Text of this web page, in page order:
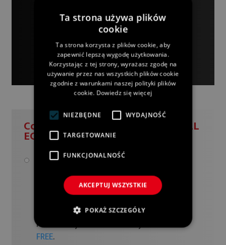
corocznych nagród nie tylko za piękny
design, ale także nowatorskie
rozwiązania od lat wprowadzanie do
procesu produkcji jak i samych
produktów.
Co oferuje nowa linia naczyń WOLL
ECO Logic QXR:
Powłoka– 5-cio warstwowa odporna
na zarysowania z wbudowanym
kryształami diamentu. Nanokompozyt i
technologia NON-STICK zapewnia
nieprzywieralność oraz łatwość mycia.
Powłoka tytanowo-diamntyowaPFAS-
FREE.
Ta strona używa plików
cookie
Ta strona korzysta z plików cookie, aby
zapewnić lepszą wygodę użytkowania.
Korzystając z tej strony, wyrażasz zgodę na
używanie przez nas wszystkich plików cookie
zgodnie z warunkami naszej polityki plików
cookie. Dowiedz się więcej
NIEZBĘDNE WYDAJNOŚĆ
TARGETOWANIE
FUNKCJONALNOŚĆ
AKCEPTUJ WSZYSTKIE
POKAŻ SZCZEGÓŁY